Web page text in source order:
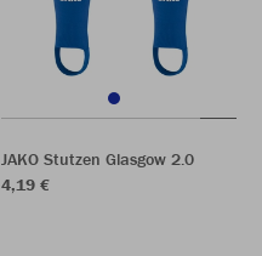
JAKO Stutzen Glasgow 2.0
4,19 €